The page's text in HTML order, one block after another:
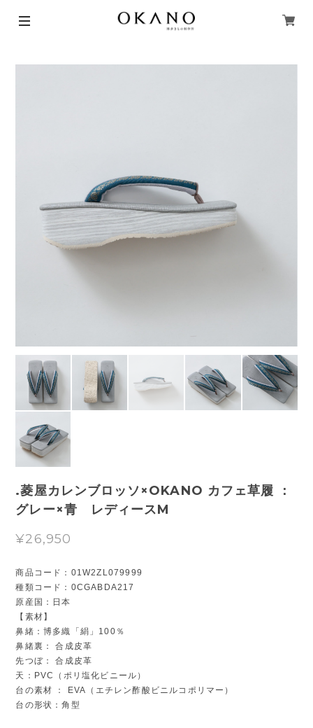
.菱屋カレンブロッソ×OKANO カフェ草履 ：
グレー×青 レディースM
¥26,950
商品コード：01W2ZL079999
種類コード：0CGABDA217
原産国：日本
【素材】
鼻緒：博多織「絹」100％
鼻緒裏： 合成皮革
先つぼ： 合成皮革
天：PVC（ポリ塩化ビニール）
台の素材 ： EVA（エチレン酢酸ビニルコポリマー）
台の形状：角型